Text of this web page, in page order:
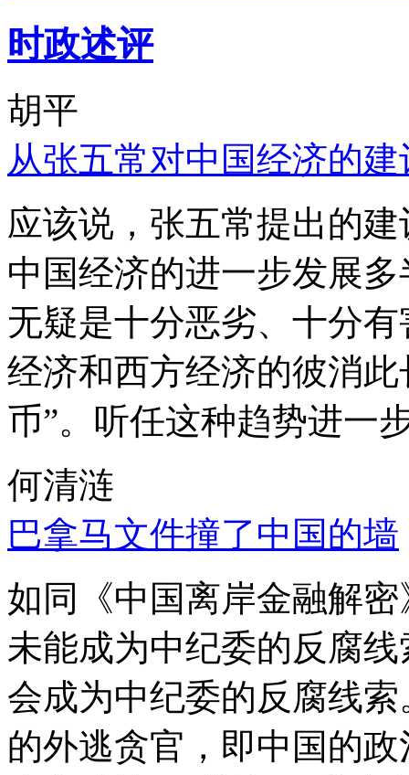
时政述评
胡平
从张五常对中国经济的
应该说，张五常提出的
中国经济的进一步发展
无疑是十分恶劣、十分
经济和西方经济的彼消
币”。听任这种趋势进一
何清涟
巴拿马文件撞了中国的墙
如同《中国离岸金融解
未能成为中纪委的反腐
会成为中纪委的反腐线
的外逃贪官，即中国的